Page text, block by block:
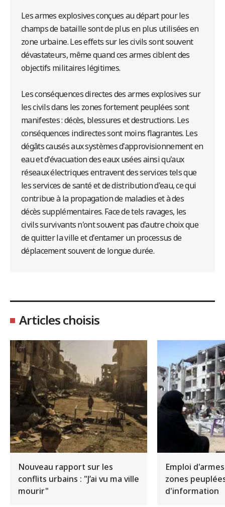
Les armes explosives conçues au départ pour les
champs de bataille sont de plus en plus utilisées en
zone urbaine. Les effets sur les civils sont souvent
dévastateurs, même quand ces armes ciblent des
objectifs militaires légitimes.
Les conséquences directes des armes explosives sur
les civils dans les zones fortement peuplées sont
manifestes : décès, blessures et destructions. Les
conséquences indirectes sont moins flagrantes. Les
dégâts causés aux systèmes d'approvisionnement en
eau et d'évacuation des eaux usées ainsi qu'aux
réseaux électriques entravent des services tels que
les services de santé et de distribution d'eau, ce qui
contribue à la propagation de maladies et à des
décès supplémentaires. Face de tels ravages, les
civils survivants n'ont souvent pas d'autre choix que
de quitter la ville et d'entamer un processus de
déplacement souvent de longue durée.
Articles choisis
Nouveau rapport sur les
conflits urbains : "J’ai vu ma ville
mourir"
Emploi
zones
d'information